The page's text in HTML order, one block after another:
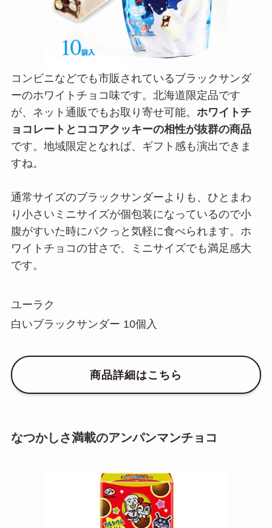
コンビニなどでも市販されているブラックサンダ
ーのホワイトチョコ味です。北海道限定品です
が、ネット通販でもお取り寄せ可能。 ホワイトチ
ョコレートとココアクッキーの相性が抜群の商品
です。地域限定となれば、ギフト感も演出できま
すね。
通常サイズのブラックサンダーよりも、ひとまわ
り小さいミニサイズが個包装になっているので小
腹がすいた時にパクっと気軽に食べられます。ホ
ワイトチョコの甘さで、ミニサイズでも満足感大
です。
ユーラク
白いブラックサンダー 10個入
商品詳細はこちら
なつかしさ満載のアンパンマンチョコ